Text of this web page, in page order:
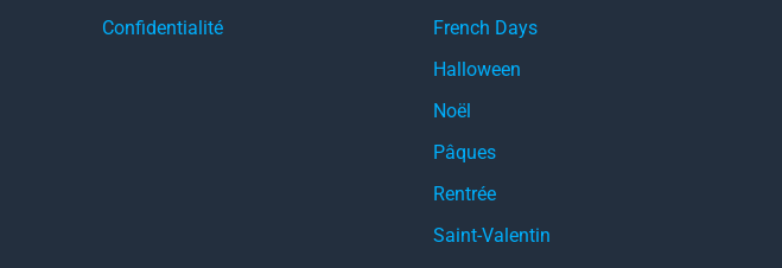
Confidentialité
French Days
Halloween
Noël
Pâques
Rentrée
Saint-Valentin